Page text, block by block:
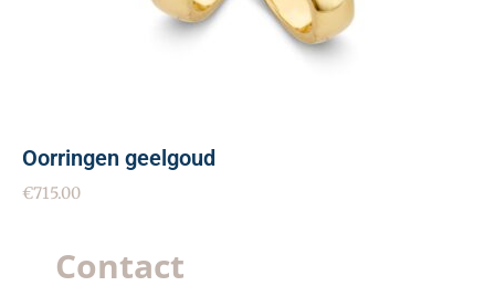
Oorringen geelgoud
€715.00
Contact